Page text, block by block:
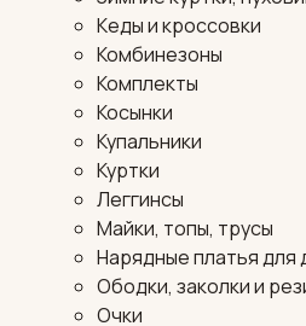
Кеды и кроссовки
Комбинезоны
Комплекты
Косынки
Купальники
Куртки
Леггинсы
Майки, топы, трусы
Нарядные платья для
Ободки, заколки и
Очки